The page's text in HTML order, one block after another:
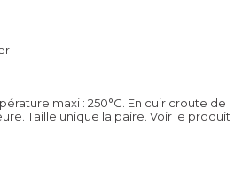
maxi : 250°C. En cuir croute de
Taille unique la paire. Voir le produit